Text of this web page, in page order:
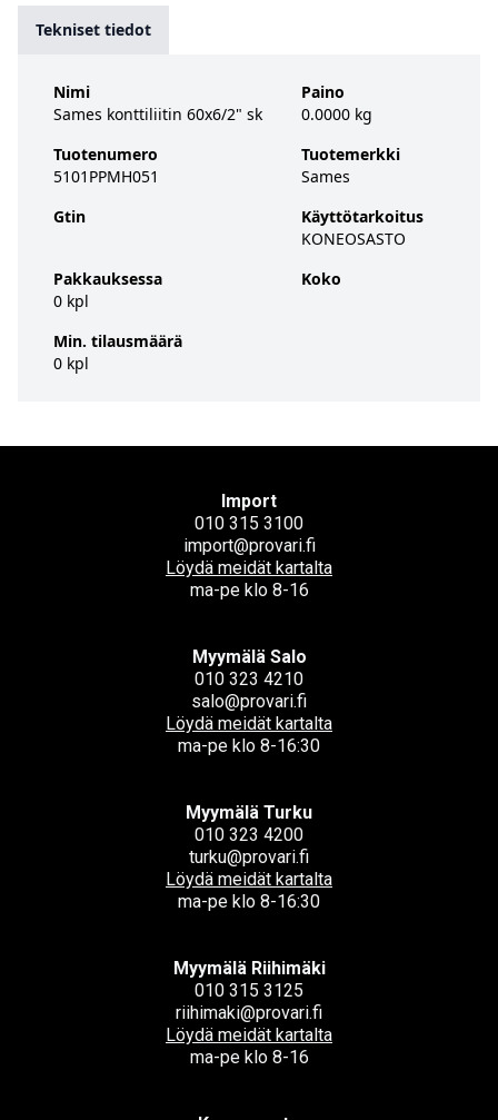
Tekniset tiedot
Nimi
Sames konttiliitin 60x6/2" sk
Tuotenumero
5101PPMH051
Gtin
Pakkauksessa
0 kpl
Min. tilausmäärä
0 kpl
Paino
0.0000 kg
Tuotemerkki
Sames
Käyttötarkoitus
KONEOSASTO
Koko
Import
010 315 3100
import@provari.fi
Löydä meidät kartalta
ma-pe klo 8-16
Myymälä Salo
010 323 4210
salo@provari.fi
Löydä meidät kartalta
ma-pe klo 8-16:30
Myymälä Turku
010 323 4200
turku@provari.fi
Löydä meidät kartalta
ma-pe klo 8-16:30
Myymälä Riihimäki
010 315 3125
riihimaki@provari.fi
Löydä meidät kartalta
ma-pe klo 8-16